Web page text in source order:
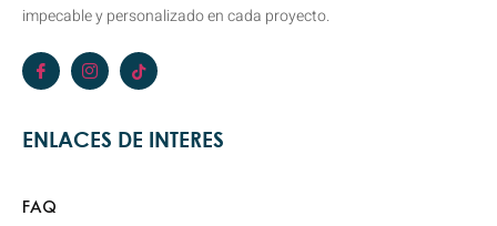
impecable y personalizado en cada proyecto.
ENLACES DE INTERES
FAQ